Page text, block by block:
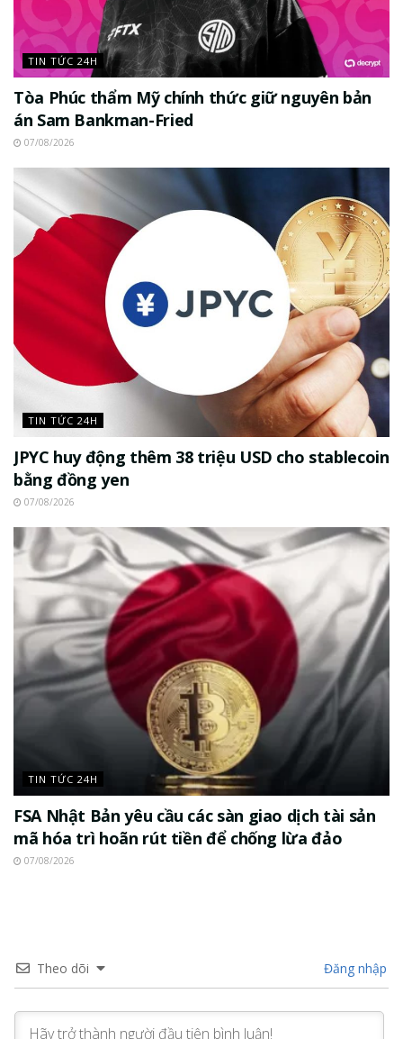
TIN TỨC 24H
Tòa Phúc thẩm Mỹ chính thức giữ nguyên bản
án Sam Bankman-Fried
07/08/2026
TIN TỨC 24H
JPYC huy động thêm 38 triệu USD cho stablecoin
bằng đồng yen
07/08/2026
TIN TỨC 24H
FSA Nhật Bản yêu cầu các sàn giao dịch tài sản
mã hóa trì hoãn rút tiền để chống lừa đảo
07/08/2026
Theo dõi Đăng nhập